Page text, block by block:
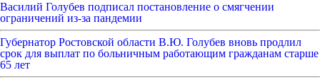
Василий Голубев подписал постановление о смягчении
ограничений из-за пандемии
Губернатор Ростовской области В.Ю. Голубев вновь продлил
срок для выплат по больничным работающим гражданам старше
65 лет